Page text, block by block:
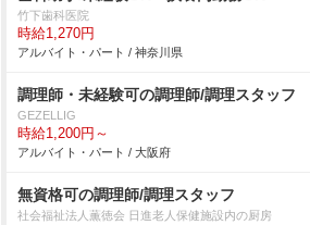
竹下歯科医院
時給1,270円
アルバイト・パート / 神奈川県
調理師・未経験可の調理師/調理スタッフ
GEZELLIG
時給1,200円～
アルバイト・パート / 大阪府
無資格可の調理師/調理スタッフ
社会福祉法人薫徳会 日進老人保健施設内の厨房